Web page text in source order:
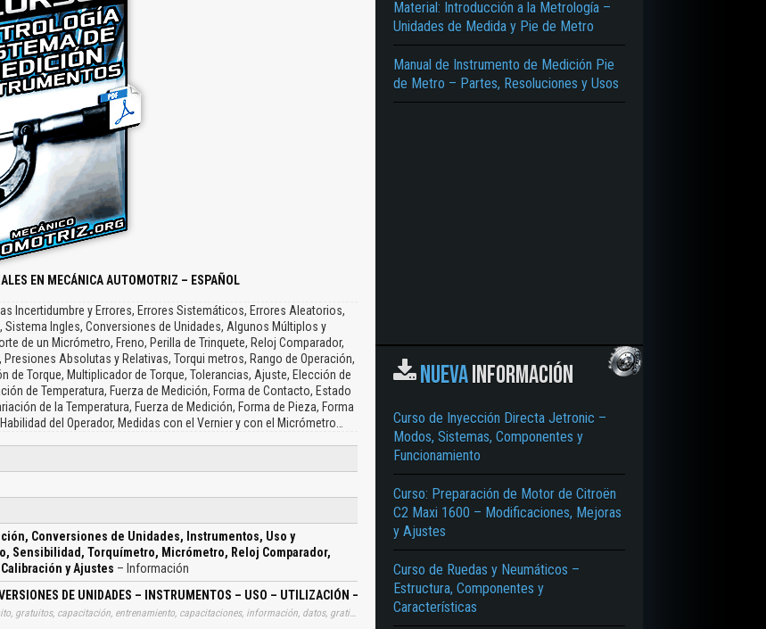
EN MECÁNICA AUTOMOTRIZ – ESPAÑOL
Incertidumbre y Errores, Errores Sistemáticos, Errores Aleatorios,
Ingles, Conversiones de Unidades, Algunos Múltiplos y
de un Micrómetro, Freno, Perilla de Trinquete, Reloj Comparador,
Absolutas y Relativas, Torqui metros, Rango de Operación,
de Torque, Multiplicador de Torque, Tolerancias, Ajuste, Elección de
de Temperatura, Fuerza de Medición, Forma de Contacto, Estado
de la Temperatura, Fuerza de Medición, Forma de Pieza, Forma
del Operador, Medidas con el Vernier y con el Micrómetro…
Conversiones de Unidades, Instrumentos, Uso y
Sensibilidad, Torquímetro, Micrómetro, Reloj Comparador,
y Ajustes – Información
DE UNIDADES – INSTRUMENTOS – USO – UTILIZACIÓN – MEDIDAS – ERRORES SISTEMÁTICOS – MÉTRICO – SENSIBILIDAD –
Tags: curso, cursos, manuales, instrucciones, libros, instrucción, gratuito, gratuitos, capacitación, entrenamiento, capacitaciones, información, datos, gratis, descargar, metrologias, sistemas, mediciones, conversiones, unidades, instrumentos, usos, utilizaciones, medidas, errores, sistematicos, metricos, sensibilidades, torquimetros, micrometros, reloj, comparadores, manometros, pies, rey, multiplicadores, torques, calibraciones, ajustes, aprender, descargas
Material: Introducción a la Metrología –
Unidades de Medida y Pie de Metro
Manual de Instrumento de Medición Pie
de Metro – Partes, Resoluciones y Usos
NUEVAINFORMACIÓN
Curso de Inyección Directa Jetronic –
Modos, Sistemas, Componentes y
Funcionamiento
Curso: Preparación de Motor de Citroën
C2 Maxi 1600 – Modificaciones, Mejoras
y Ajustes
Curso de Ruedas y Neumáticos –
Estructura, Componentes y
Características